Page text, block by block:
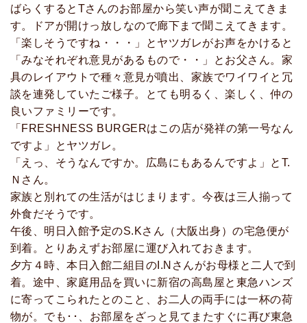
ばらくするとTさんのお部屋から笑い声が聞こえてきま
す。ドアが開けっ放しなので廊下まで聞こえてきます。
「楽しそうですね・・・」とヤツガレがお声をかけると
「みなそれぞれ意見があるもので・・」とお父さん。家
具のレイアウトで種々意見が噴出、家族でワイワイと冗
談を連発していたご様子。とても明るく、楽しく、仲の
良いファミリーです。
「FRESHNESS BURGERはこの店が発祥の第一号なん
ですよ」とヤツガレ。
「えっ、そうなんですか。広島にもあるんですよ」とT.
Ｎさん。
家族と別れての生活がはじまります。今夜は三人揃って
外食だそうです。
午後、明日入館予定のS.Kさん（大阪出身）の宅急便が
到着。とりあえずお部屋に運び入れておきます。
夕方４時、本日入館二組目のI.Nさんがお母様と二人で到
着。途中、家庭用品を買いに新宿の高島屋と東急ハンズ
に寄ってこられたとのこと、お二人の両手には一杯の荷
物が。でも･･、お部屋をざっと見てまたすぐに再び東急